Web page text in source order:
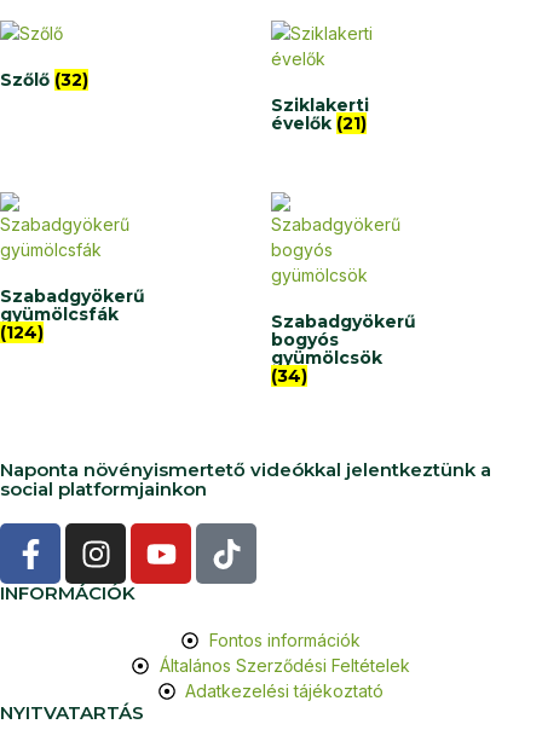
Szőlő (32)
Sziklakerti
évelők (21)
Szabadgyökerű
gyümölcsfák
(124)
Szabadgyökerű
bogyós
gyümölcsök
(34)
Naponta növényismertető videókkal jelentkeztünk a
social platformjainkon
INFORMÁCIÓK
Fontos információk
Általános Szerződési Feltételek
Adatkezelési tájékoztató
NYITVATARTÁS